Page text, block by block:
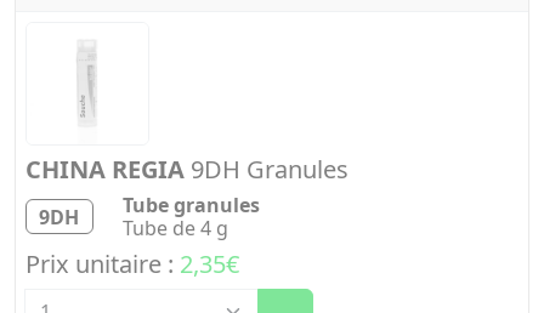
CHINA REGIA 9DH Granules
9DH
Tube granules
Tube de 4 g
Prix unitaire : 2,35€